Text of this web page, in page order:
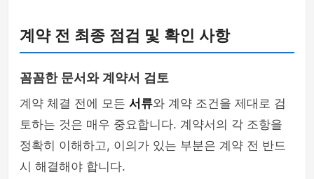
계약 전 최종 점검 및 확인 사항
꼼꼼한 문서와 계약서 검토
계약 체결 전에 모든 서류와 계약 조건을 제대로 검
토하는 것은 매우 중요합니다. 계약서의 각 조항을
정확히 이해하고, 이의가 있는 부분은 계약 전 반드
시 해결해야 합니다.